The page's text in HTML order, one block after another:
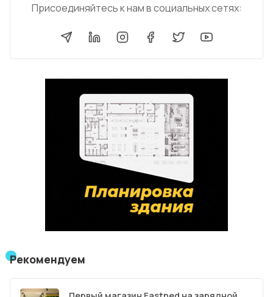
Присоединяйтесь к нам в социальных сетях:
Рекомендуем